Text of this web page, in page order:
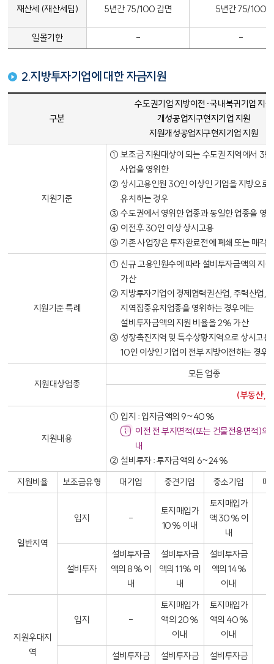
재산세 (재산세팀) 5년간 75/100 감면 5년간 75/100
일몰기한 - -
2.지방투자기업에 대한 자금지원
구분
수도권기업 지방이전·국내복귀기업 지원
개성공업지구현지기업 지원
지원개성공업지구현지기업 지원
지원기준
① 보조금 지원대상이 되는 수도권 지역에서 3년
사업을 영위한
② 상시고용인원 30인 이상인 기업을 지방으로
유치하는 경우
③ 수도권에서 영위한 업종과 동일한 업종을 영위
④ 이전후 30인 이상 상시고용
⑤ 기존 사업장은 투자완료전에 폐쇄 또는 매각
지원기준 특례
① 신규 고용인원수에 따라 설비투자금액의 지
가산
② 지방투자기업이 경제협력권산업, 주력산업,
지역집중유치업종을 영위하는 경우에는
설비투자금액의 지원 비율을 2% 가산
③ 성장촉진지역 및 특수상황지역으로 상시고용
10인 이상인 기업이 전부 지방이전하는 경우
지원대상업종
모든 업종
(부동산,
지원내용
① 입지 : 입지금액의 9~40%
이전 전 부지면적(또는 건물전용면적)의
내
② 설비투자 : 투자금액의 6~24%
지원비율
보조금유형 대기업 중견기업 중소기업 매
일반지역
입지 -
토지매입가
10% 이내
토지매입가
액 30% 이
내
설비투자
설비투자금
액의 8% 이
내
설비투자금
액의 11% 이
내
설비투자금
액의 14%
이내
지원우대지
역
입지 -
토지매입가
액의 20%
이내
토지매입가
액의 40%
이내
설비투자금
설비투자금
설비투자금